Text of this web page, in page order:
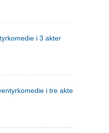
i 3 akter
i tre akter